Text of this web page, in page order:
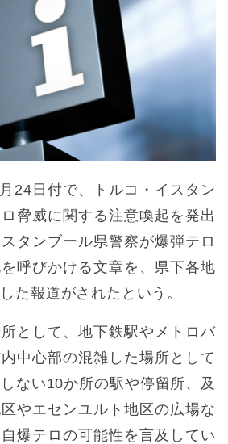
24日付で、トルコ・イスタン
脅威に関する注意喚起を発出
タンブール県警察が爆弾テロ
呼びかける文章を、県下各地
た報道がされたという。
として、地下鉄駅やメトロバ
中心部の混雑した場所として
ない10か所の駅や停留所、及
やエセンユルト地区の広場な
爆テロの可能性を言及してい